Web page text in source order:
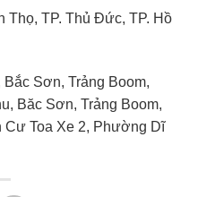
Thọ, TP. Thủ Đức, TP. Hồ
Sơn, Trảng Boom,
Băc Sơn, Trảng Boom,
Cư Toa Xe 2, Phường Dĩ